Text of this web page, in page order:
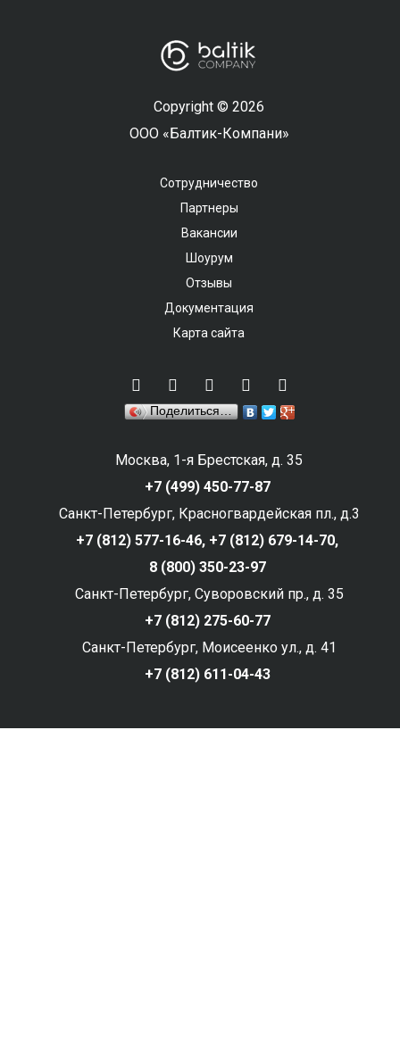
Copyright © 2026
ООО «Балтик-Компани»
Сотрудничество
Партнеры
Вакансии
Шоурум
Отзывы
Документация
Карта сайта
Поделиться…
Москва, 1-я Брестская, д. 35
+7 (499) 450-77-87
Санкт-Петербург, Красногвардейская пл., д.3
+7 (812) 577-16-46, +7 (812) 679-14-70,
8 (800) 350-23-97
Санкт-Петербург, Суворовский пр., д. 35
+7 (812) 275-60-77
Санкт-Петербург, Моисеенко ул., д. 41
+7 (812) 611-04-43